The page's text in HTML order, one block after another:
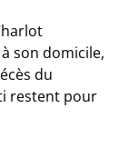
son domicile,
du
restent pour